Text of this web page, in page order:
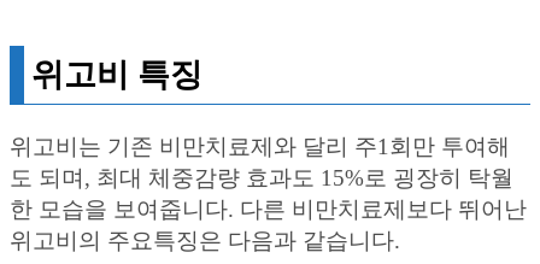
위고비 특징
위고비는 기존 비만치료제와 달리 주1회만 투여해
도 되며, 최대 체중감량 효과도 15%로 굉장히 탁월
한 모습을 보여줍니다. 다른 비만치료제보다 뛰어난
위고비의 주요특징은 다음과 같습니다.